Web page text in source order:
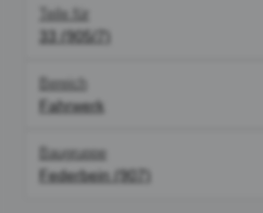
Teile für
33 (905/7)
Bereich
Fahrwerk
Baugruppe
Federbein (907)